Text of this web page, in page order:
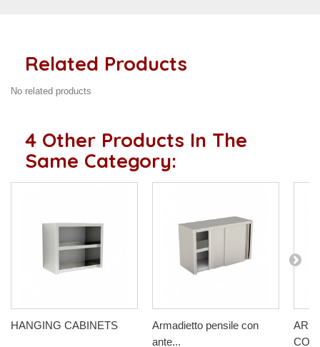
Related Products
No related products
4 Other Products In The
Same Category:
HANGING CABINETS
Armadietto pensile con
ante...
CON